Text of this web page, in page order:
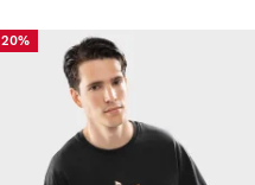
20%